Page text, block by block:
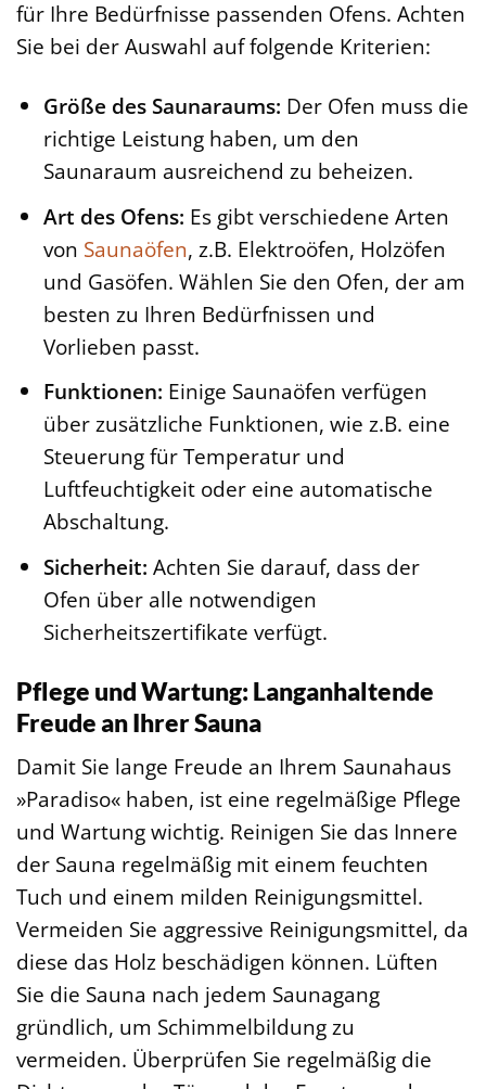
für Ihre Bedürfnisse passenden Ofens. Achten
Sie bei der Auswahl auf folgende Kriterien:
Größe des Saunaraums: Der Ofen muss die
richtige Leistung haben, um den
Saunaraum ausreichend zu beheizen.
Art des Ofens: Es gibt verschiedene Arten
von Saunaöfen, z.B. Elektroöfen, Holzöfen
und Gasöfen. Wählen Sie den Ofen, der am
besten zu Ihren Bedürfnissen und
Vorlieben passt.
Funktionen: Einige Saunaöfen verfügen
über zusätzliche Funktionen, wie z.B. eine
Steuerung für Temperatur und
Luftfeuchtigkeit oder eine automatische
Abschaltung.
Sicherheit: Achten Sie darauf, dass der
Ofen über alle notwendigen
Sicherheitszertifikate verfügt.
Pflege und Wartung: Langanhaltende
Freude an Ihrer Sauna
Damit Sie lange Freude an Ihrem Saunahaus
»Paradiso« haben, ist eine regelmäßige Pflege
und Wartung wichtig. Reinigen Sie das Innere
der Sauna regelmäßig mit einem feuchten
Tuch und einem milden Reinigungsmittel.
Vermeiden Sie aggressive Reinigungsmittel, da
diese das Holz beschädigen können. Lüften
Sie die Sauna nach jedem Saunagang
gründlich, um Schimmelbildung zu
vermeiden. Überprüfen Sie regelmäßig die